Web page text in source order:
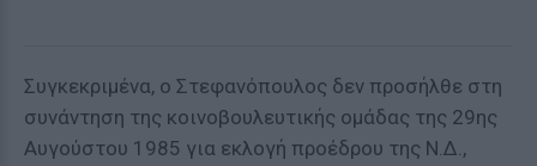
Συγκεκριμένα, ο Στεφανόπουλος δεν προσήλθε στη
συνάντηση της κοινοβουλευτικής ομάδας της 29ης
Αυγούστου 1985 για εκλογή προέδρου της Ν.Δ.,